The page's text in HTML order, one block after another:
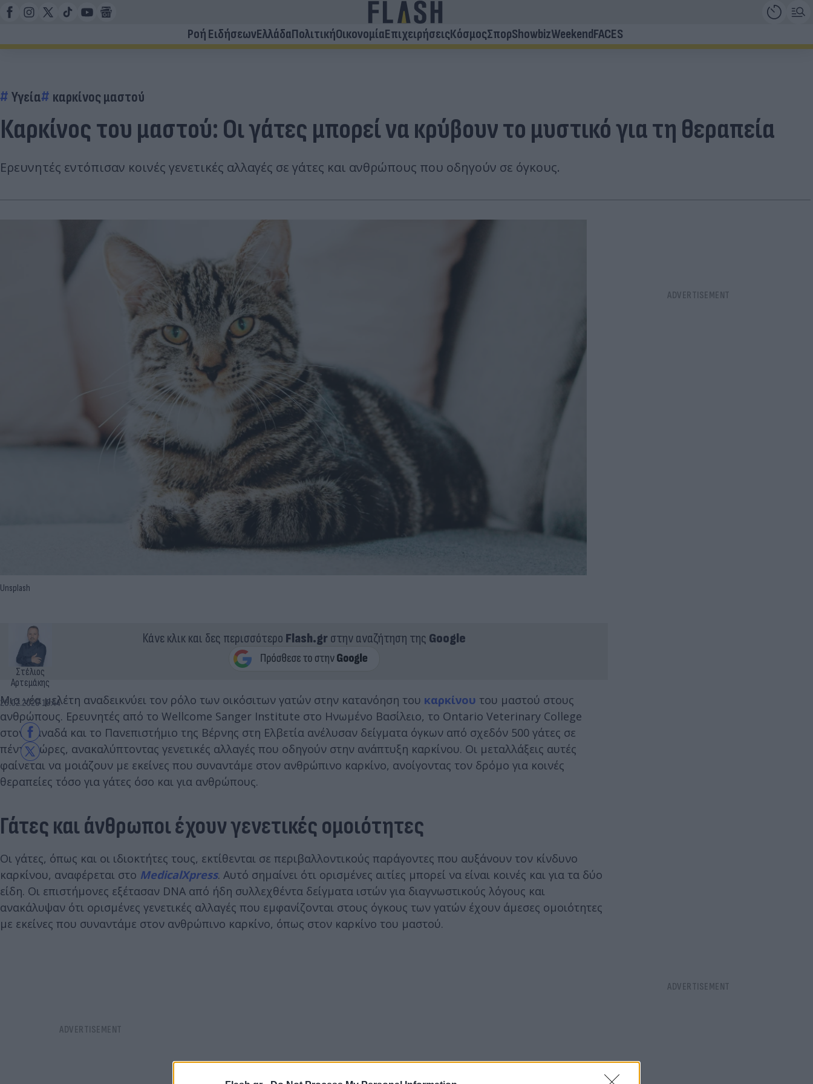
Ροή ΕιδήσεωνΕλλάδαΠολιτικήΟικονομίαΕπιχειρήσειςΚόσμοςΣπορShowbizWeekendFACES
Υγεία καρκίνος μαστού
Καρκίνος του μαστού: Οι γάτες μπορεί να κρύβουν το μυστικό για τη θεραπεία
Ερευνητές εντόπισαν κοινές γενετικές αλλαγές σε γάτες και ανθρώπους που οδηγούν σε όγκους.
Unsplash
Στέλιος
Αρτεμάκης
26.02.2026 15:44
Κάνε κλικ και δες περισσότερο Flash.grστην αναζήτηση της Google
Μια νέα μελέτη αναδεικνύει τον ρόλο των οικόσιτων γατών στην κατανόηση του καρκίνου του μαστού στους
ανθρώπους. Ερευνητές από το Wellcome Sanger Institute στο Ηνωμένο Βασίλειο, το Ontario Veterinary College
στον Καναδά και το Πανεπιστήμιο της Βέρνης στη Ελβετία ανέλυσαν δείγματα όγκων από σχεδόν 500 γάτες σε
πέντε χώρες, ανακαλύπτοντας γενετικές αλλαγές που οδηγούν στην ανάπτυξη καρκίνου. Οι μεταλλάξεις αυτές
φαίνεται να μοιάζουν με εκείνες που συναντάμε στον ανθρώπινο καρκίνο, ανοίγοντας τον δρόμο για κοινές
θεραπείες τόσο για γάτες όσο και για ανθρώπους.
Γάτες και άνθρωποι έχουν γενετικές ομοιότητες
Οι γάτες, όπως και οι ιδιοκτήτες τους, εκτίθενται σε περιβαλλοντικούς παράγοντες που αυξάνουν τον κίνδυνο
καρκίνου, αναφέρεται στο MedicalXpress. Αυτό σημαίνει ότι ορισμένες αιτίες μπορεί να είναι κοινές και για τα δύο
είδη. Οι επιστήμονες εξέτασαν DNA από ήδη συλλεχθέντα δείγματα ιστών για διαγνωστικούς λόγους και
ανακάλυψαν ότι ορισμένες γενετικές αλλαγές που εμφανίζονται στους όγκους των γατών έχουν άμεσες ομοιότητες
με εκείνες που συναντάμε στον ανθρώπινο καρκίνο, όπως στον καρκίνο του μαστού.